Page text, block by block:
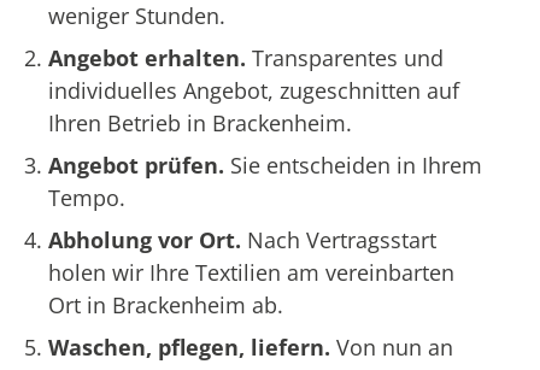
weniger Stunden.
Angebot erhalten. Transparentes und
individuelles Angebot, zugeschnitten auf
Ihren Betrieb in Brackenheim.
Angebot prüfen. Sie entscheiden in Ihrem
Tempo.
Abholung vor Ort. Nach Vertragsstart
holen wir Ihre Textilien am vereinbarten
Ort in Brackenheim ab.
Waschen, pflegen, liefern. Von nun an